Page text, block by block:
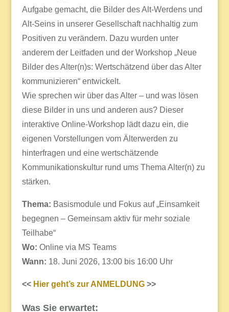
Aufgabe gemacht, die Bilder des Alt-Werdens und
Alt-Seins in unserer Gesellschaft nachhaltig zum
Positiven zu verändern. Dazu wurden unter
anderem der Leitfaden und der Workshop „Neue
Bilder des Alter(n)s: Wertschätzend über das Alter
kommunizieren“ entwickelt.
Wie sprechen wir über das Alter – und was lösen
diese Bilder in uns und anderen aus? Dieser
interaktive Online-Workshop lädt dazu ein, die
eigenen Vorstellungen vom Älterwerden zu
hinterfragen und eine wertschätzende
Kommunikationskultur rund ums Thema Alter(n) zu
stärken.
Thema: Basismodule und Fokus auf „Einsamkeit
begegnen – Gemeinsam aktiv für mehr soziale
Teilhabe“
Wo: Online via MS Teams
Wann: 18. Juni 2026, 13:00 bis 16:00 Uhr
<< Hier geht’s zur ANMELDUNG>>
Was Sie erwartet: